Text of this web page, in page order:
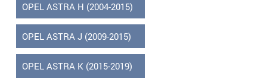
OPEL ASTRA H (2004-2015)
OPEL ASTRA J (2009-2015)
OPEL ASTRA K (2015-2019)